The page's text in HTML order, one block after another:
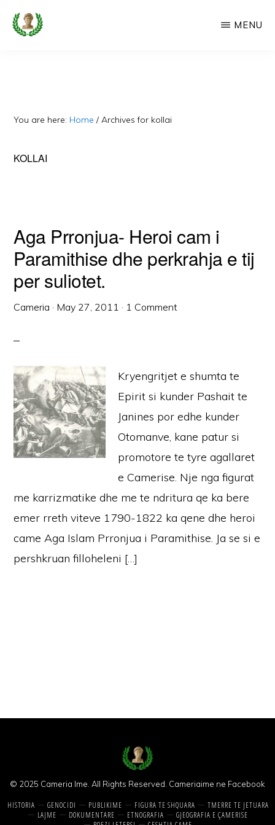
Skip
Faqe
Dedikuar
MENU
You are here: Home / Archives for kollai
KOLLAI
Aga Prronjua- Heroi cam i
Paramithise dhe perkrahja e tij
per suliotet.
Cameria · May 27, 2011 · 1 Comment
Kryengritjet e shumta te
Epirit si kunder Pashait te
Janines por edhe kunder
Otomanve, kane patur si
promotore te tyre agallaret
e Camerise. Nje nga figurat
me karrizmatike dhe me te ndritura qe ka bere
emer rreth viteve 1790-1822 ka qene dhe heroi
came Aga Islam Prronjua i Paramithise. Ja se si e
pershkruan filloheleni […]
© 2025 Cameria Ime. All Rights Reserved. Cameriaime ne Facebook
HISTORIA GENOCIDI PUBLIKIME FIGURA TE SHQUARA
TMERRE TE JETUARA
LAJME
DOKUMENTARE ETNOGRAFIA
GJEOGRAFIA E ÇAMERISE